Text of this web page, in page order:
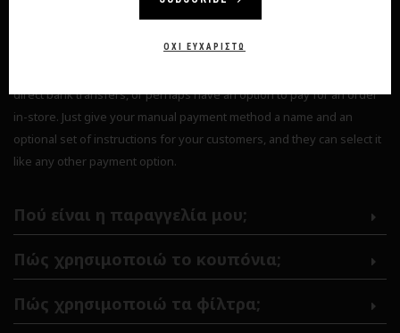
ΌΧΙ ΕΥΧΑΡΙΣΤΏ
Πώς κάνω μια παραγγελία;
direct bank transfers, or perhaps have an option to pay for an order
in-store. Just give your manual payment method a name and an
optional set of instructions for your customers, and they can select it
like any other payment option.
Πού είναι η παραγγελία μου;
Πώς χρησιμοποιώ το κουπόνια;
Πώς χρησιμοποιώ τα φίλτρα;